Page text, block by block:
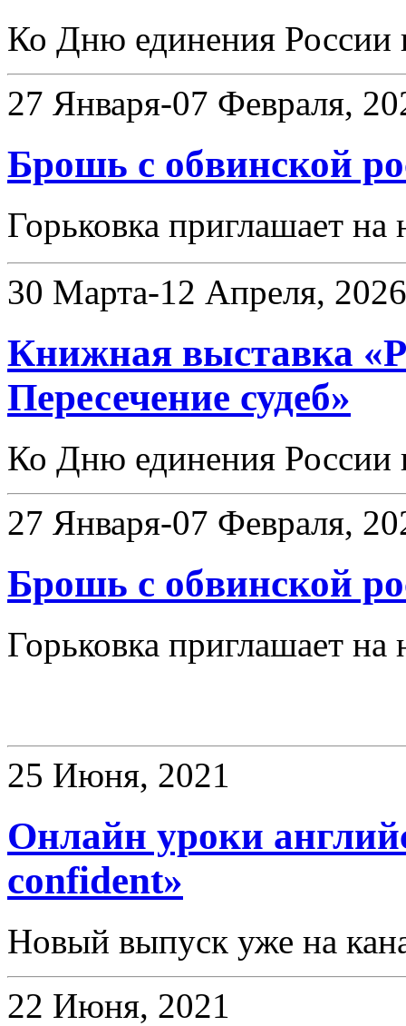
Ко Дню единения России
27 Января-07 Февраля,
Брошь с обвинской
Горьковка приглашает на
30 Марта-12 Апреля, 2026
Книжная выставка
Пересечение судеб»
Ко Дню единения России
27 Января-07 Февраля,
Брошь с обвинской
Горьковка приглашает на
25 Июня, 2021
Онлайн уроки
confident»
Новый выпуск уже на
22 Июня, 2021